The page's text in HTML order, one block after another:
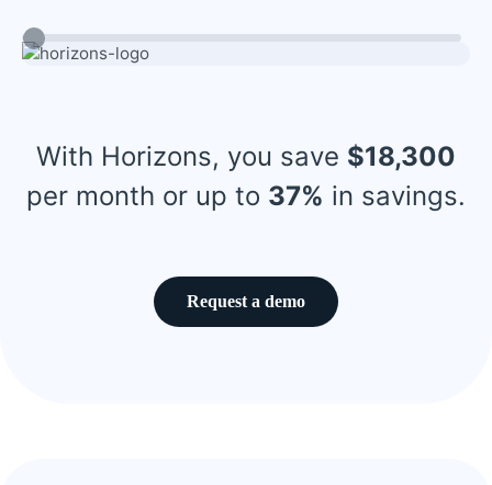
With Horizons, you save $18,300
per month or up to 37% in savings.
Request a demo